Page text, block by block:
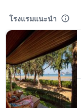
โรงแรมแนะนำ